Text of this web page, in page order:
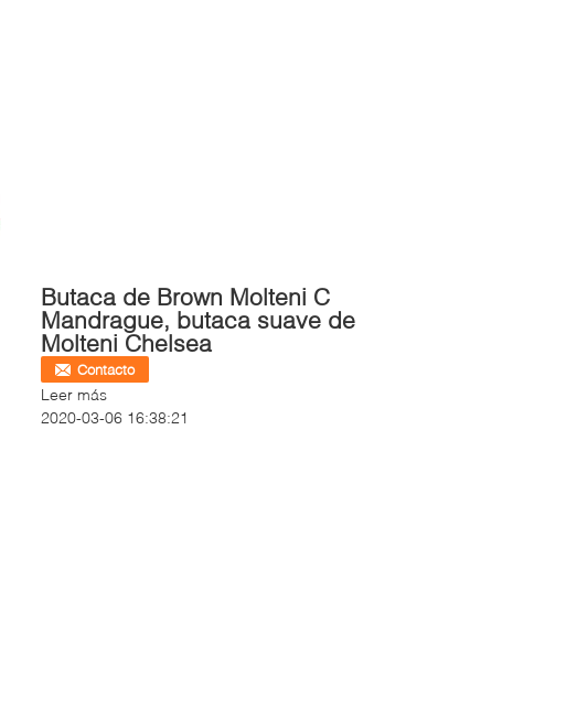
Butaca de Brown Molteni C
Mandrague, butaca suave de
Molteni Chelsea
Contacto
Leer más
2020-03-06 16:38:21